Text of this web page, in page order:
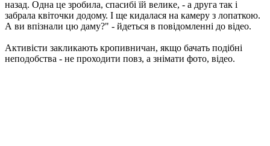
назад. Одна це зробила, спасибі їй велике, - а друга так і
забрала квіточки додому. І ще кидалася на камеру з лопаткою.
А ви впізнали цю даму?" - йдеться в повідомленні до відео.
Активісти закликають кропивничан, якщо бачать подібні
неподобства - не проходити повз, а знімати фото, відео.